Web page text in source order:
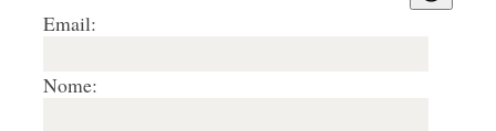
Email:
Nome: